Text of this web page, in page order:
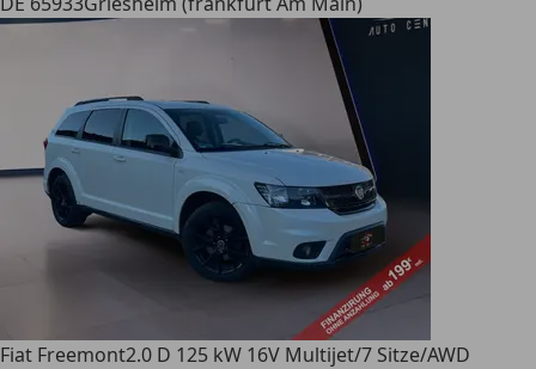
Fiat Freemont2.0 D 125 kW 16V Multijet/7 Sitze/AWD